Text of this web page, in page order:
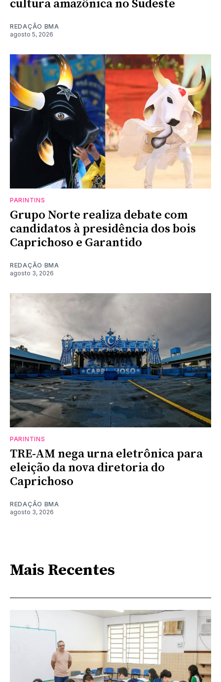
cultura amazônica no Sudeste
REDAÇÃO BMA
agosto 5, 2026
PARINTINS
Grupo Norte realiza debate com
candidatos à presidência dos bois
Caprichoso e Garantido
REDAÇÃO BMA
agosto 3, 2026
PARINTINS
TRE-AM nega urna eletrônica para
eleição da nova diretoria do
Caprichoso
REDAÇÃO BMA
agosto 3, 2026
Mais Recentes